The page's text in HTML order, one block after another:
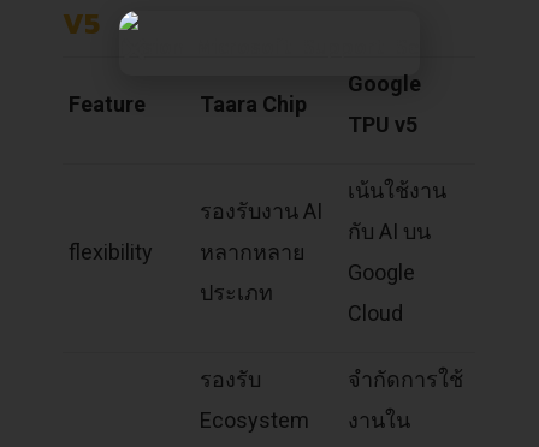
V5
Feature Taara Chip
Google
TPU v5
flexibility
รองรับงาน AI
หลากหลาย
ประเภท
เน้นใช้งาน
กับ AI บน
Google
Cloud
รองรับ
Ecosystem
จำกัดการใช้
งานใน